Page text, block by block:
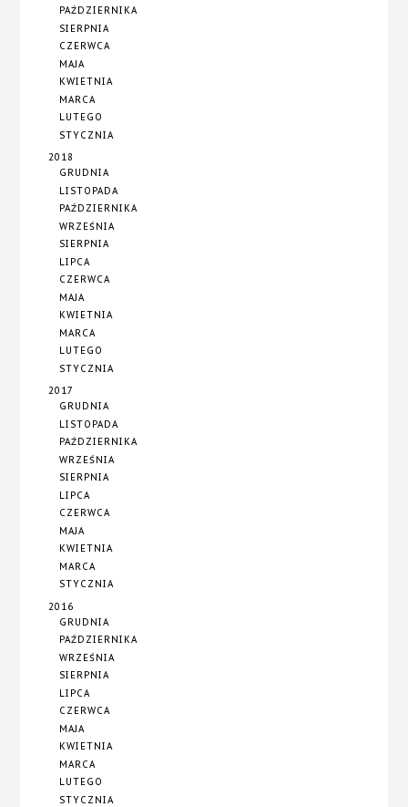
PAŹDZIERNIKA
SIERPNIA
CZERWCA
MAJA
KWIETNIA
MARCA
LUTEGO
STYCZNIA
2018
GRUDNIA
LISTOPADA
PAŹDZIERNIKA
WRZEŚNIA
SIERPNIA
LIPCA
CZERWCA
MAJA
KWIETNIA
MARCA
LUTEGO
STYCZNIA
2017
GRUDNIA
LISTOPADA
PAŹDZIERNIKA
WRZEŚNIA
SIERPNIA
LIPCA
CZERWCA
MAJA
KWIETNIA
MARCA
STYCZNIA
2016
GRUDNIA
PAŹDZIERNIKA
WRZEŚNIA
SIERPNIA
LIPCA
CZERWCA
MAJA
KWIETNIA
MARCA
LUTEGO
STYCZNIA